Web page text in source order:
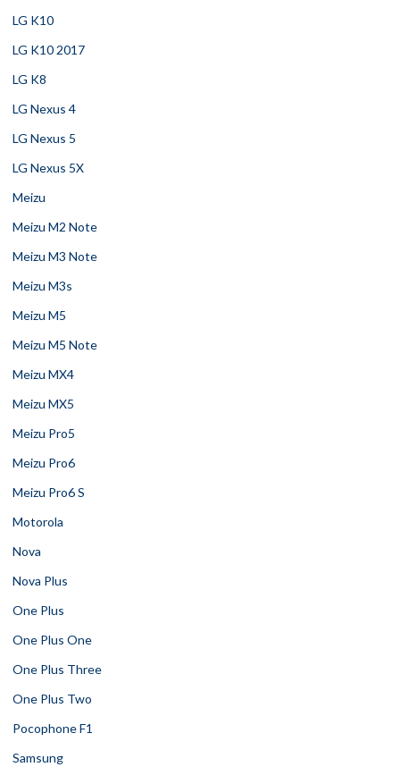
LG K10
LG K10 2017
LG K8
LG Nexus 4
LG Nexus 5
LG Nexus 5X
Meizu
Meizu M2 Note
Meizu M3 Note
Meizu M3s
Meizu M5
Meizu M5 Note
Meizu MX4
Meizu MX5
Meizu Pro5
Meizu Pro6
Meizu Pro6 S
Motorola
Nova
Nova Plus
One Plus
One Plus One
One Plus Three
One Plus Two
Pocophone F1
Samsung